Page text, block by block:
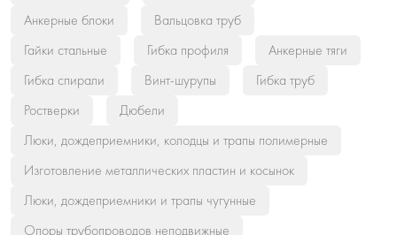
Анкерные блоки
Вальцовка труб
Гайки стальные
Гибка профиля
Анкерные тяги
Гибка спирали
Винт-шурупы
Гибка труб
Ростверки
Дюбели
Люки, дождеприемники, колодцы и трапы полимерные
Изготовление металлических пластин и косынок
Люки, дождеприемники и трапы чугунные
Опоры трубопроводов неподвижные